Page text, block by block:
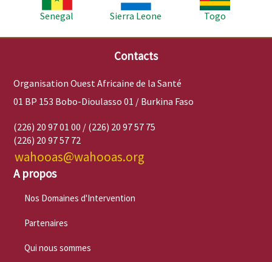
Senegal
Sierra Leone
Togo
Contacts
Organisation Ouest Africaine de la Santé
01 BP 153 Bobo-Dioulasso 01 / Burkina Faso
(226) 20 97 01 00 / (226) 20 97 57 75
(226) 20 97 57 72
wahooas@wahooas.org
A propos
Nos Domaines d'Intervention
Partenaires
Qui nous sommes